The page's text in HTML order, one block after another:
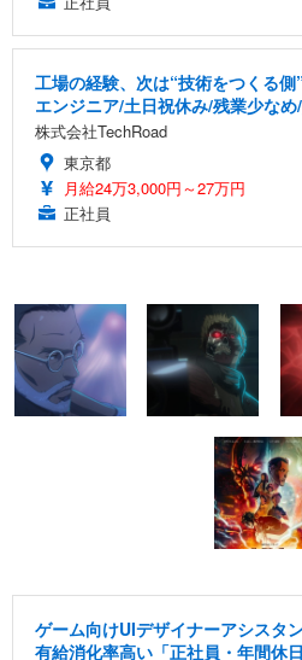
工場の経験、次は“技術をつくる
エンジニア/土日祝休み/残業少な
株式会社TechRoad
東京都
月給24万3,000円～27万円
正社員
ゲーム向けUIデザイナーアシスタ
有給消化率高い「正社員・年間休